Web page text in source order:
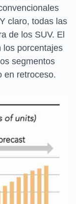
claro, todas las
de los SUV. El
los porcentajes
segmentos
en retroceso.